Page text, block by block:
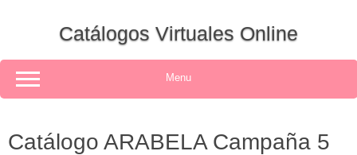
Catálogos Virtuales Online
Menu
Catálogo ARABELA Campaña 5